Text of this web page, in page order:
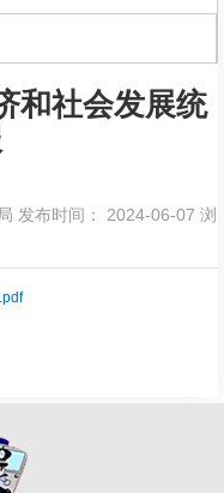
和社会发展统
发布时间： 2024-06-07 浏